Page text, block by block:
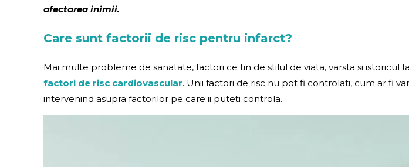
afectarea inimii.
Care sunt factorii de risc pentru infarct?
Mai multe probleme de sanatate, factori ce tin de stilul de viata, varsta si istoricul
factori de risc cardiovascular. Unii factori de risc nu pot fi controlati, cum ar fi
intervenind asupra factorilor pe care ii puteti controla.